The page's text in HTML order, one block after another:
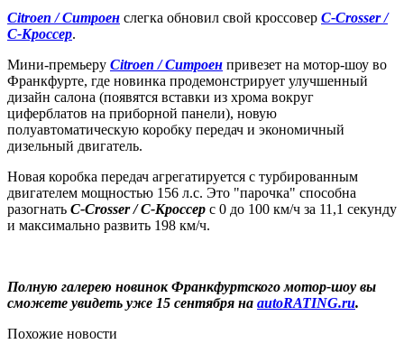
Citroen / Ситроен слегка обновил свой кроссовер C-Crosser /
С-Кроссер.
Мини-премьеру Citroen / Ситроен привезет на мотор-шоу во
Франкфурте, где новинка продемонстрирует улучшенный
дизайн салона (появятся вставки из хрома вокруг
циферблатов на приборной панели), новую
полуавтоматическую коробку передач и экономичный
дизельный двигатель.
Новая коробка передач агрегатируется с турбированным
двигателем мощностью 156 л.с. Это "парочка" способна
разогнать C-Crosser / С-Кроссер с 0 до 100 км/ч за 11,1 секунду
и максимально развить 198 км/ч.
Полную галерею новинок Франкфуртского мотор-шоу вы
сможете увидеть уже 15 сентября на autoRATING.ru.
Похожие новости